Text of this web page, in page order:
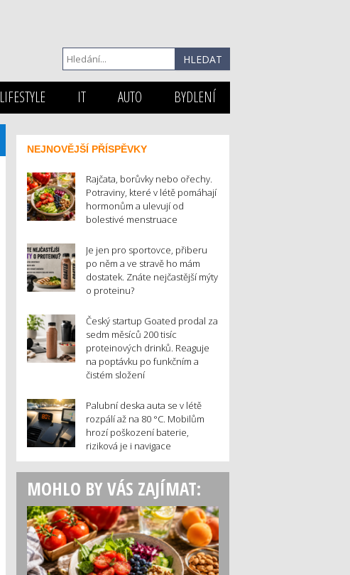
LIFESTYLE IT AUTO BYDLENÍ
NEJNOVĚJŠÍ PŘÍSPĚVKY
Rajčata, borůvky nebo ořechy.
Potraviny, které v létě pomáhají
hormonům a ulevují od
bolestivé menstruace
Je jen pro sportovce, přiberu
po něm a ve stravě ho mám
dostatek. Znáte nejčastější mýty
o proteinu?
Český startup Goated prodal za
sedm měsíců 200 tisíc
proteinových drinků. Reaguje
na poptávku po funkčním a
čistém složení
Palubní deska auta se v létě
rozpálí až na 80 °C. Mobilům
hrozí poškození baterie,
riziková je i navigace
MOHLO BY VÁS ZAJÍMAT: